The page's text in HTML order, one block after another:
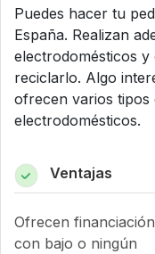
Puedes hacer tu
España. Realizan
electrodomésticos
reciclarlo. Algo
ofrecen varios tipos
electrodomésticos.
Ventajas
Ofrecen financiación
con bajo o ningún